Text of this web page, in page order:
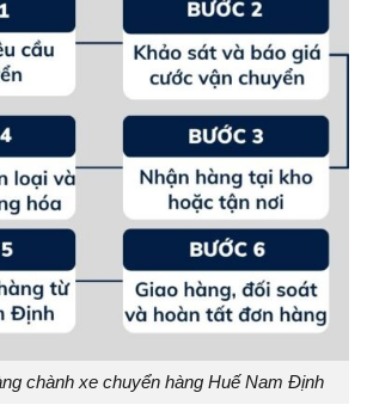
chành xe chuyển hàng Huế Nam Định